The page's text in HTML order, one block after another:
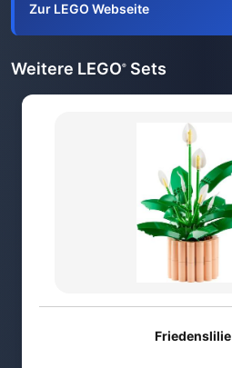
Zur LEGO Webseite
Weitere LEGO® Sets
Friedenslilie